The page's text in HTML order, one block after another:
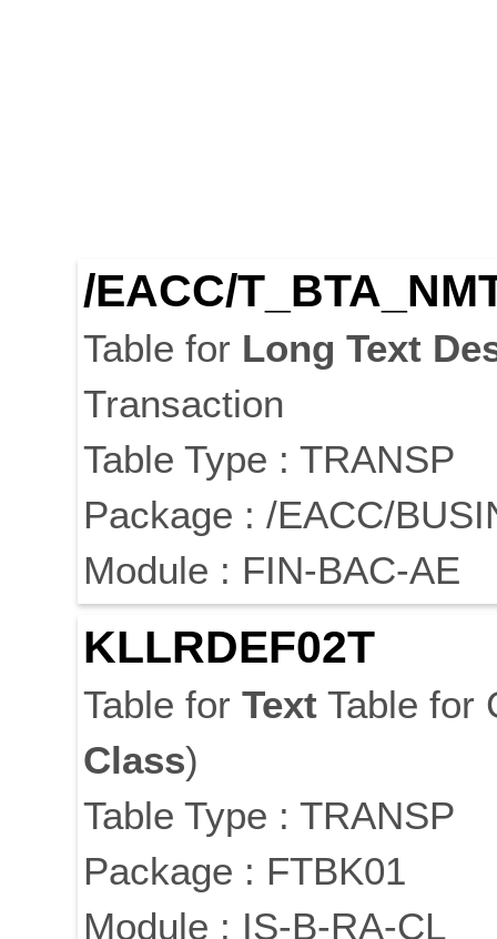
/EACC/
Table for Long Text
Transaction
Table Type : TRANSP
Package : /EACC/
Module : FIN-BAC-AE
KLLRDEF02T
Table for Text Table for
Class)
Table Type : TRANSP
Package : FTBK01
Module : IS-B-RA-CL